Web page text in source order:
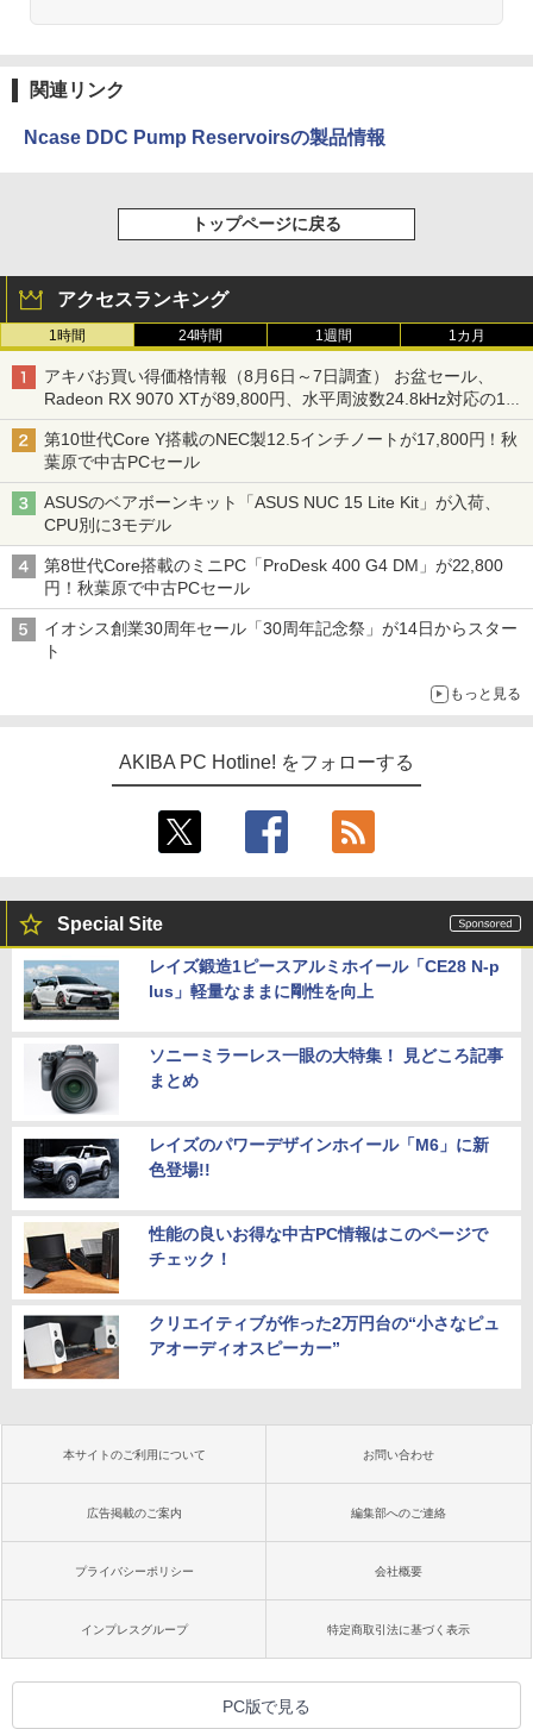
関連リンク
Ncase DDC Pump Reservoirsの製品情報
トップページに戻る
アクセスランキング
1時間 24時間 1週間 1カ月
アキバお買い得価格情報（8月6日～7日調査） お盆セール、
Radeon RX 9070 XTが89,800円、水平周波数24.8kHz対応の17
型モニターが9,801円、暑さ指数連動セール ほか
第10世代Core Y搭載のNEC製12.5インチノートが17,800円！秋
葉原で中古PCセール
ASUSのベアボーンキット「ASUS NUC 15 Lite Kit」が入荷、
CPU別に3モデル
第8世代Core搭載のミニPC「ProDesk 400 G4 DM」が22,800
円！秋葉原で中古PCセール
イオシス創業30周年セール「30周年記念祭」が14日からスター
ト
もっと見る
AKIBA PC Hotline! をフォローする
Special Site
レイズ鍛造1ピースアルミホイール「CE28 N-p
lus」軽量なままに剛性を向上
ソニーミラーレス一眼の大特集！ 見どころ記事
まとめ
レイズのパワーデザインホイール「M6」に新
色登場!!
性能の良いお得な中古PC情報はこのページで
チェック！
クリエイティブが作った2万円台の“小さなピュ
アオーディオスピーカー”
本サイトのご利用について お問い合わせ
広告掲載のご案内 編集部へのご連絡
プライバシーポリシー 会社概要
インプレスグループ 特定商取引法に基づく表示
PC版で見る